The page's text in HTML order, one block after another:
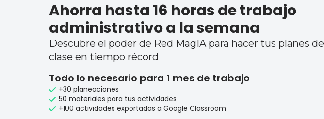
Ahorra hasta 16 horas de trabajo
administrativo a la semana
Descubre el poder de Red MagIA para hacer tus planes de
clase en tiempo récord
Todo lo necesario para 1 mes de trabajo
+30 planeaciones
50 materiales para tus actividades
+100 actividades exportadas a Google Classroom